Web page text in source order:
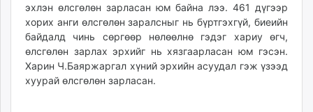
эхлэн өлсгөлөн зарласан юм байна лээ. 461 дүгээр
хорих анги өлсгөлөн заралсныг нь бүртгэхгүй, биеийн
байдалд чинь сөргөөр нөлөөлнө гэдэг хариу өгч,
өлсгөлөн зарлах эрхийг нь хязгаарласан юм гэсэн.
Харин Ч.Баяржаргал хүний эрхийн асуудал гэж үзээд
хуурай өлсгөлөн зарласан.